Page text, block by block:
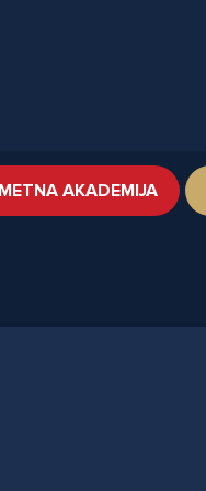
AKADEMIJA